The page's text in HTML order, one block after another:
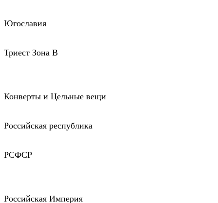
Югославия
Триест Зона В
Конверты и Цельные вещи
Российская республика
РСФСР
Российская Империя